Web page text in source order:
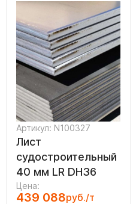
Артикул: N100327
Лист
судостроительный
40 мм LR DH36
Цена:
439 088руб./т